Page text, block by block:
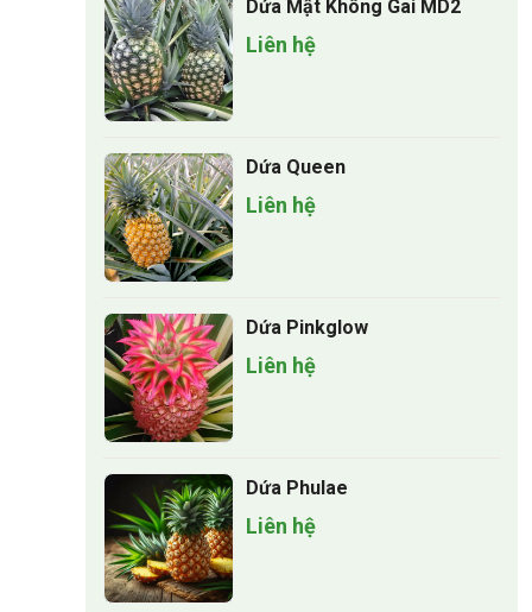
Dứa Mật Không Gai MD2
Liên hệ
Dứa Queen
Liên hệ
Dứa Pinkglow
Liên hệ
Dứa Phulae
Liên hệ